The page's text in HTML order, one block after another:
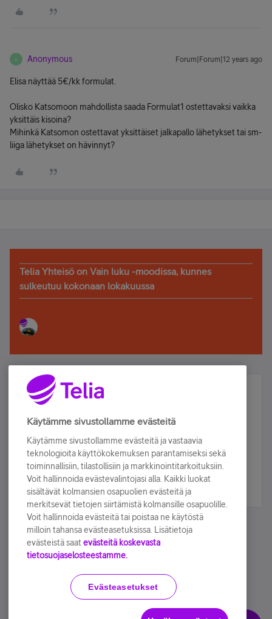
A Anonymous Forum|Forum|12 years ago
Elisa näyttää 5€/kk formulat.
Olisko Katsomoon mahdollista saada Formulat1 ostettavaksi vaikka
yksittäis kisoina?
Mihinkä Katsomon ostettavat yksittäiset jalkapallo lähetykset tai sm-
liiga lähetykset on hävinnyt?
Telia Yhteisö on Vain luku -moodissa, kunnes
sulkeutuu kokonaan lokakuussa
Älä jää paitsi – osallistu ja voita!
Tilaa Telian uutiskirje ja olet mukana arvonnassa.
sähköpostiisi.
Tilaa nyt
Käyttöehdot Accessibility statement
Käytämme sivustollamme evästeitä
Käytämme sivustollamme evästeitä ja vastaavia
teknologioita käyttökokemuksen parantamiseksi sekä
toiminnallisiin, tilastollisiin ja markkinointitarkoituksiin.
Voit hallinnoida evästevalintojasi alla. Kaikki luokat
sisältävät kolmansien osapuolien evästeitä ja
merkitsevät tietojen siirtämistä kolmansille osapuolille.
Voit hallinnoida evästeitä tai poistaa ne käytöstä
milloin tahansa evästeasetuksissa. Lisätietoja
evästeistä saat evästeitä koskevasta
tietosuojaselosteestamme.
Evästeasetukset